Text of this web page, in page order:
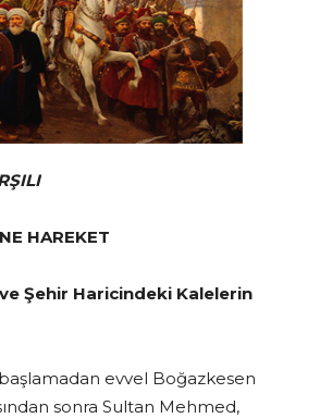
HAREKET
Şehir Haricindeki Kalelerin
evvel Boğazkesen
sonra Sultan Mehmed,